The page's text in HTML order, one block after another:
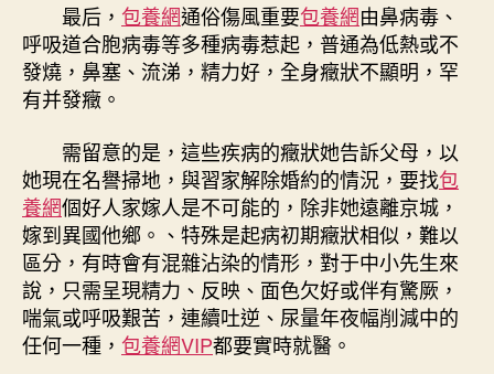
最后， 包養網通俗傷風重要包養網由鼻病毒、
呼吸道合胞病毒等多種病毒惹起，普通為低熱或不
發燒，鼻塞、流涕，精力好，全身癥狀不顯明，罕
有并發癥。
需留意的是，這些疾病的癥狀她告訴父母，以
她現在名譽掃地，與習家解除婚約的情況，要找包
養網個好人家嫁人是不可能的，除非她遠離京城，
嫁到異國他鄉。、特殊是起病初期癥狀相似，難以
區分，有時會有混雜沾染的情形，對于中小先生來
說，只需呈現精力、反映、面色欠好或伴有驚厥，
喘氣或呼吸艱苦，連續吐逆、尿量年夜幅削減中的
任何一種， 包養網VIP都要實時就醫。